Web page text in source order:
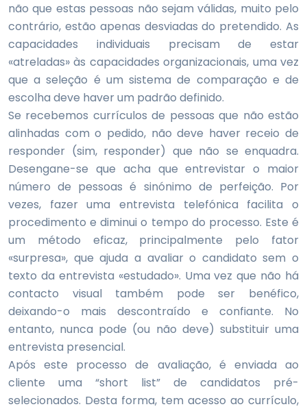
não que estas pessoas não sejam válidas, muito pelo
contrário, estão apenas desviadas do pretendido. As
capacidades individuais precisam de estar
«atreladas» às capacidades organizacionais, uma vez
que a seleção é um sistema de comparação e de
escolha deve haver um padrão definido.
Se recebemos currículos de pessoas que não estão
alinhadas com o pedido, não deve haver receio de
responder (sim, responder) que não se enquadra.
Desengane-se que acha que entrevistar o maior
número de pessoas é sinónimo de perfeição. Por
vezes, fazer uma entrevista telefónica facilita o
procedimento e diminui o tempo do processo. Este é
um método eficaz, principalmente pelo fator
«surpresa», que ajuda a avaliar o candidato sem o
texto da entrevista «estudado». Uma vez que não há
contacto visual também pode ser benéfico,
deixando-o mais descontraído e confiante. No
entanto, nunca pode (ou não deve) substituir uma
entrevista presencial.
Após este processo de avaliação, é enviada ao
cliente uma “short list” de candidatos pré-
selecionados. Desta forma, tem acesso ao currículo,